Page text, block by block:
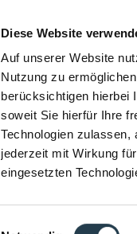
Diese Website
Auf unserer Website
Nutzung zu
berücksichtigen hierbei
soweit Sie hierfür Ihre
Technologien zulassen,
jederzeit mit Wirkung
eingesetzten
Einwilligungsauswahl